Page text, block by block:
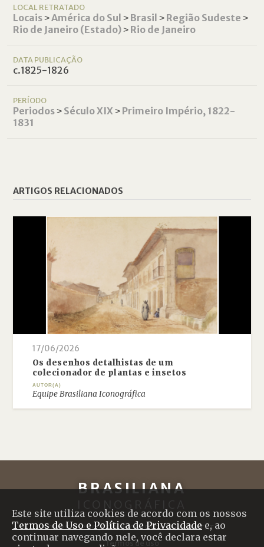
Este site utiliza cookies de acordo com os nossos
Termos de Uso e Política de Privacidade e, ao
continuar navegando nele, você declara estar
LOCAL RETRATADO
Locais˃América do Sul ˃ Brasil ˃ Região Sudeste ˃
Rio de Janeiro (Estado)˃ Rio de Janeiro
DATA PUBLICAÇÃO
c.1825-1826
PERÍODO
Periodos˃ Século XIX ˃ Primeiro Império, 1822-
1831
ARTIGOS RELACIONADOS
17/06/2026
Os desenhos detalhistas de um
colecionador de plantas e insetos
AUTOR(A)
Equipe Brasiliana Iconográfica
BRASILIANA
ICONOGRÁFICA
SOBRE O PROJETO|CRÉDITOS|CONTATO
Termos de uso